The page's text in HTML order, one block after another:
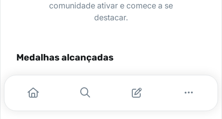
comunidade ativar e comece a se
destacar.
Medalhas alcançadas
Nenhuma medalha encontrada